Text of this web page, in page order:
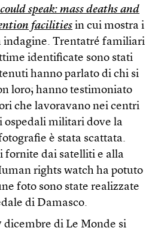
speak: mass deaths and
facilities in cui mostra i
indagine. Trentatré familiari
identificate sono stati
hanno parlato di chi si
loro; hanno testimoniato
che lavoravano nei centri
ospedali militari dove la
è stata scattata.
fornite dai satelliti e alla
rights watch ha potuto
foto sono state realizzate
di Damasco.
dicembre di Le Monde si